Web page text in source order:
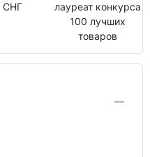
СНГ
лауреат конкурса
100 лучших
товаров